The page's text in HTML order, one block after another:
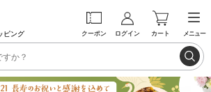
ピング クーポン ログイン カート メニュー